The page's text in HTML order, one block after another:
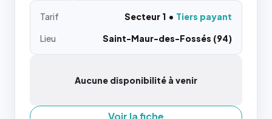
Tarif Secteur 1
Tiers payant
Lieu
Saint-Maur-des-Fossés (94)
Aucune disponibilité à venir
Voir la fiche